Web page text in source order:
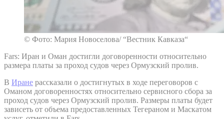
© Фото: Мария Новоселова/ “Вестник Кавказа“
Fars: Иран и Оман достигли договоренности относительно
размера платы за проход судов через Ормузский пролив.
В Иране рассказали о достигнутых в ходе переговоров с
Оманом договоренностях относительно сервисного сбора за
проход судов через Ормузский пролив. Размеры платы будет
зависеть от объема предоставленных Тегераном и Маскатом